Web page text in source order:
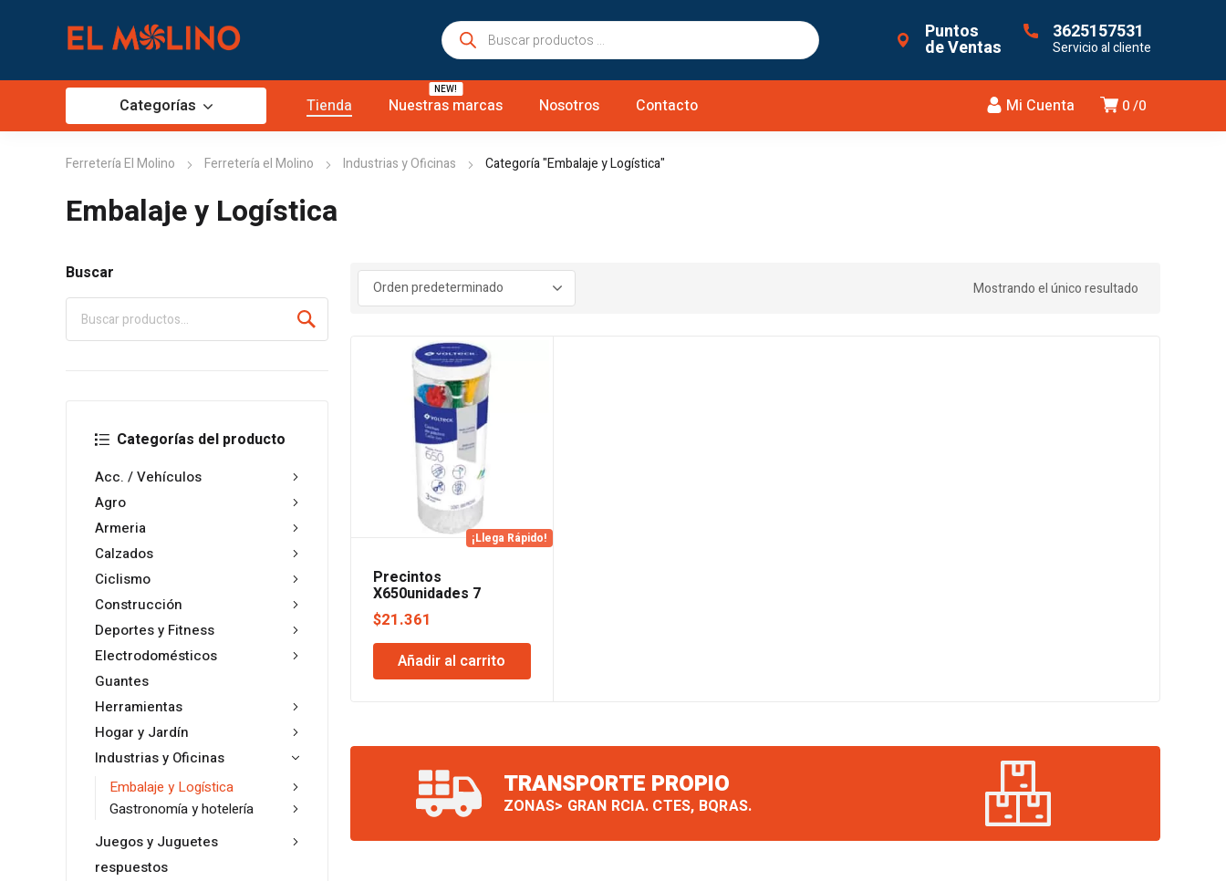
Búsqueda
de
Puntos
de Ventas
3625157531
Servicio al cliente
0 0
Mi Cuenta
Categorías Tienda Nuestras marcas
NEW!
Nosotros Contacto
Ferretería El Molino Ferretería el Molino Industrias y Oficinas Categoría "Embalaje y Logística"
Embalaje y Logística
Buscar
Categorías del producto
Acc. / Vehículos
Agro
Armeria
Calzados
Ciclismo
Construcción
Deportes y Fitness
Electrodomésticos
Guantes
Herramientas
Hogar y Jardín
Industrias y Oficinas
Embalaje y Logística
Gastronomía y hotelería
Juegos y Juguetes
respuestos
Mostrando el único resultado
¡Llega Rápido!
Precintos
X650unidades 7
Medidas Lusqtoff
$21.361
Añadir al carrito
TRANSPORTE PROPIO
ZONAS> GRAN RCIA. CTES, BQRAS.